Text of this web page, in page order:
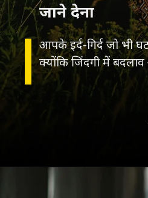
आपके इर्द-गिर्द जो भी
क्योंकि जिंदगी में
जाने देना